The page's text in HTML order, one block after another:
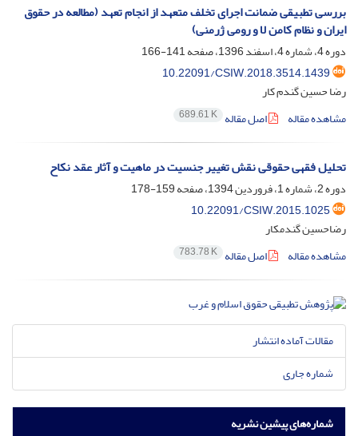
بررسی تطبیقی ضمانت اجرای تخلف متعهد از انجام تعهد (مطالعه در حقوق
ایران و نظام کامن لا و رومی ژرمنی)
دوره 4، شماره 4، اسفند 1396، صفحه
141-166
10.22091/CSIW.2018.3514.1439
رضا حسین گندم کار
مشاهده مقاله
اصل مقاله 689.61 K
تحلیل فقهی حقوقی نقش تغییر جنسیت در ماهیت و آثار عقد نکاح
دوره 2، شماره 1، فروردین 1394، صفحه
159-178
10.22091/CSIW.2015.1025
رضاحسین گندمکار
مشاهده مقاله
اصل مقاله 783.78 K
مقالات آماده انتشار
شماره جاری
شماره‌های پیشین نشریه